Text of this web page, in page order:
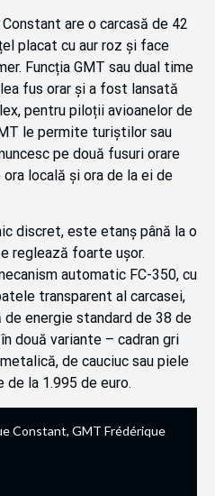
are o carcasă de 42
placat cu aur roz și face
Funcția GMT sau dual time
fus orar și a fost lansată
pentru piloții avioanelor de
le permite turiștilor sau
pe două fusuri orare
locală și ora de la ei de
discret, este etanș până la o
reglează foarte ușor.
automatic FC-350, cu
transparent al carcasei,
energie standard de 38 de
două variante – cadran gri
de cauciuc sau piele
de la 1.995 de euro.
Constant, GMT Frédérique